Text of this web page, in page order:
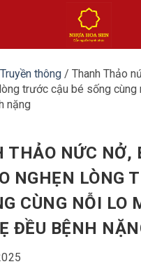
Truyền thông / Thanh Thảo
trước cậu bé sống
nặng
THẢO NỨC NỞ,
NGHẸN LÒNG
CÙNG NỖI LO
ĐỀU BỆNH